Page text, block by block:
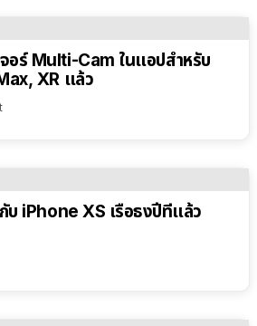
อร์ Multi-Cam ในแอปสำหรับ
XR แล้ว
บ iPhone XS เรือธงปีที่แล้ว